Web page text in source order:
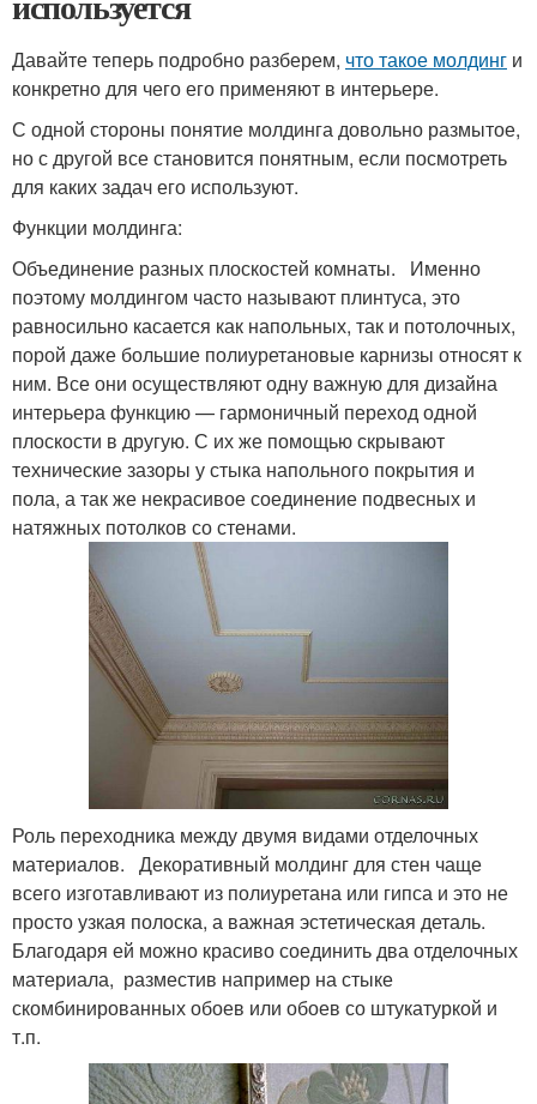
Давайте теперь подробно разберем, что такое молдинг и
конкретно для чего его применяют в интерьере.
С одной стороны понятие молдинга довольно размытое,
но с другой все становится понятным, если посмотреть
для каких задач его используют.
Функции молдинга:
Объединение разных плоскостей комнаты. Именно
поэтому молдингом часто называют плинтуса, это
равносильно касается как напольных, так и потолочных,
порой даже большие полиуретановые карнизы относят к
ним. Все они осуществляют одну важную для дизайна
интерьера функцию — гармоничный переход одной
плоскости в другую. С их же помощью скрывают
технические зазоры у стыка напольного покрытия и
пола, а так же некрасивое соединение подвесных и
натяжных потолков со стенами.
Роль переходника между двумя видами отделочных
материалов. Декоративный молдинг для стен чаще
всего изготавливают из полиуретана или гипса и это не
просто узкая полоска, а важная эстетическая деталь.
Благодаря ей можно красиво соединить два отделочных
материала, разместив например на стыке
скомбинированных обоев или обоев со штукатуркой и
т.п.